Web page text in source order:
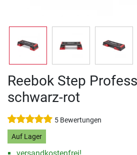
Reebok Step
schwarz-rot
5 Bewertungen
Auf Lager